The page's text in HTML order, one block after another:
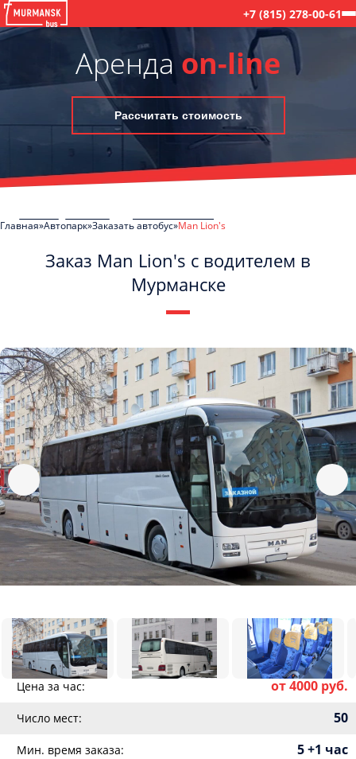
+7 (815) 278-00-61
Аренда on-line
Рассчитать стоимость
Главная Автопарк Заказать автобус Man Lion's
Заказ Man Lion's с водителем в
Мурманске
Цена за час: от 4000 руб.
Число мест: 50
Мин. время заказа: 5 +1 час
Политикой конфиденциальности
ознакомлен(а), даю согласие на